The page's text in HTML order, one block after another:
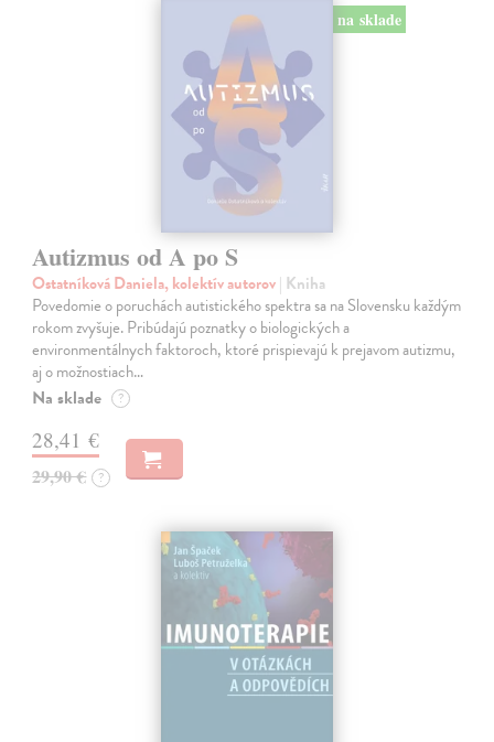
na sklade
Autizmus od A po S
Ostatníková Daniela, kolektív autorov| Kniha
Povedomie o poruchách autistického spektra sa na Slovensku každým
rokom zvyšuje. Pribúdajú poznatky o biologických a
environmentálnych faktoroch, ktoré prispievajú k prejavom autizmu,
aj o možnostiach…
Na sklade ?
28,41 €
29,90 € ?